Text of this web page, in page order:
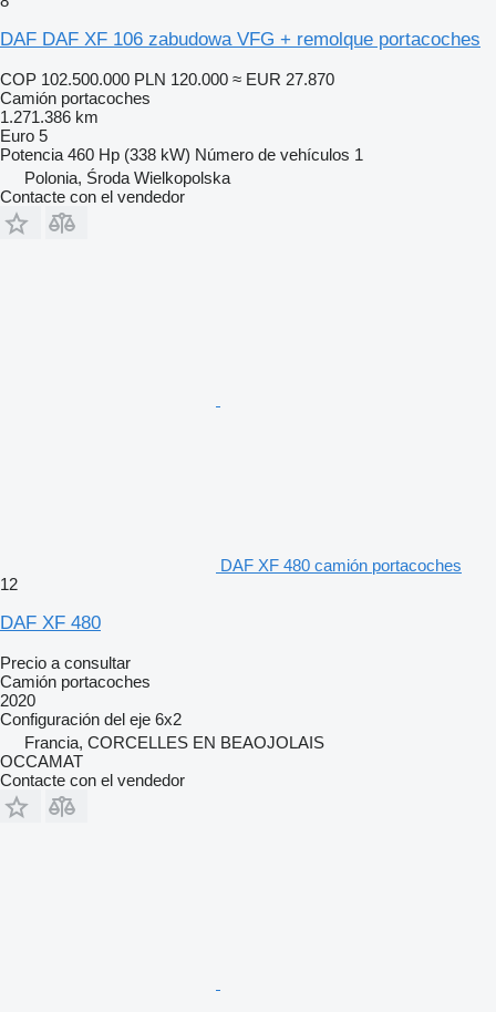
DAF DAF XF 106 zabudowa VFG + remolque portacoches
COP 102.500.000 PLN 120.000 ≈ EUR 27.870
Camión portacoches
1.271.386 km
Euro 5
Potencia 460 Hp (338 kW) Número de vehículos 1
Polonia, Środa Wielkopolska
Contacte con el vendedor
DAF XF 480 camión portacoches
12
DAF XF 480
Precio a consultar
Camión portacoches
2020
Configuración del eje 6x2
Francia, CORCELLES EN BEAOJOLAIS
OCCAMAT
Contacte con el vendedor